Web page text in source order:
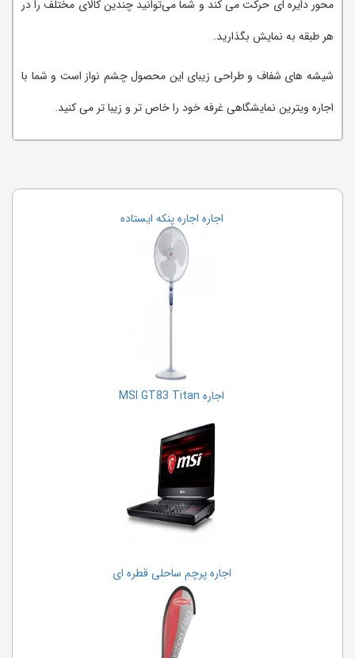
محور دایره ای حرکت می کند و شما می‌توانید چندین کالای مختلف را در
هر طبقه به نمایش بگذارید.
شیشه های شفاف و طراحی زیبای این محصول چشم نواز است و شما با
اجاره ویترین نمایشگاهی غرفه خود را خاص تر و زیبا تر می کنید.
اجاره اجاره پنکه ایستاده
اجاره MSI GT83 Titan
اجاره پرچم ساحلی قطره ای